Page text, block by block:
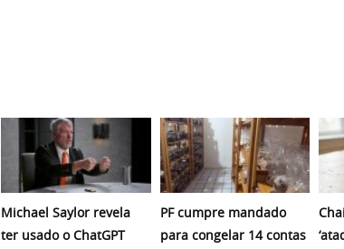
Michael Saylor revela
ter usado o ChatGPT
PF cumpre mandado
para congelar 14 contas